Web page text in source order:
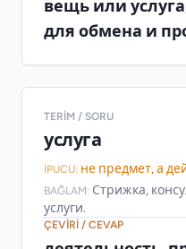
вещь или
для обмена и
TERIM / SORU
услуга
İPUCU: не предмет, а
BAĞLAM: Стрижка,
услуги.
ÇEVIRI / CEVAP